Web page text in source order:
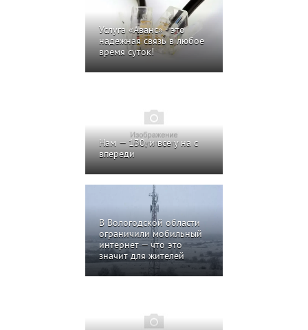
Услуга «Аванс» - это
надежная связь в любое
время суток!
Нам — 130, и все у на с
впереди
В Вологодской области
ограничили мобильный
интернет — что это
значит для жителей